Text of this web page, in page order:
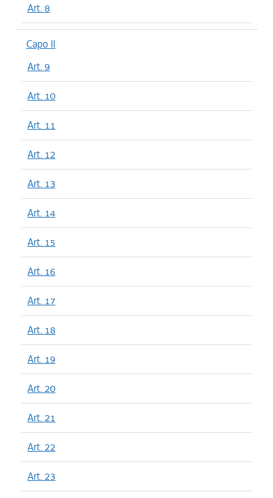
Art. 8
Capo II
Art. 9
Art. 10
Art. 11
Art. 12
Art. 13
Art. 14
Art. 15
Art. 16
Art. 17
Art. 18
Art. 19
Art. 20
Art. 21
Art. 22
Art. 23